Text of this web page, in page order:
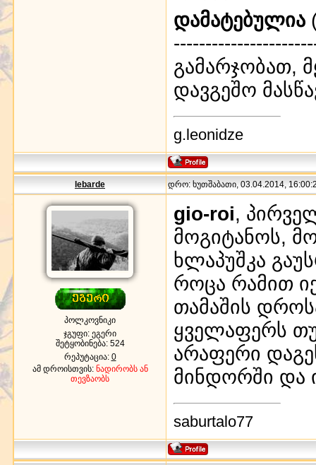
დამატებულია
გამარჯობათ,
დავგეშო
g.leonidze
lebarde დრო: ხუთშაბათი, 03.04.2014,
პოლკოვნიკი
ჯგუფი: ეგერი
შეტყობინება: 524
რეპუტაცია: 0
ამ დროისთვის: ნადირობს ან
თევზაობს
gio-roi,
მოგიტანოს,
ხლაპუშკა
როცა რამით
თამაშის
ყველაფერს
არაფერი
მინდორში და
saburtalo77